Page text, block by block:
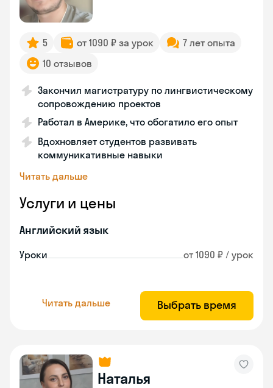
5 от 1090 ₽ за урок
7 лет опыта
10 отзывов
Закончил магистратуру по лингвистическому
сопровождению проектов
Работал в Америке, что обогатило его опыт
Вдохновляет студентов развивать
коммуникативные навыки
Читать дальше
Услуги и цены
Английский язык
Уроки от 1090 ₽ / урок
Читать дальше Выбрать время
Наталья